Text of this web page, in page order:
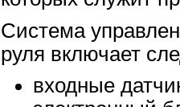
Система
руля включает
входные